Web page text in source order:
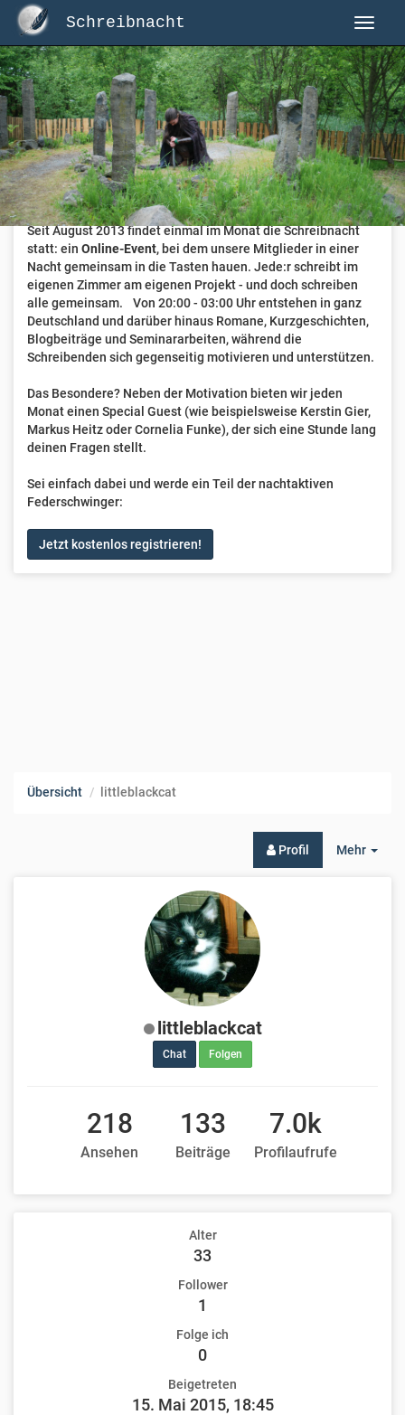
Schreibnacht
Herzlich Willkommen auf Schreibnacht.de
Hier erwartet dich eine aktive Federschwinger-Community
mit über 3.000 Mitgliedern.
Willkommen ist jede Person, die gerne schreibt. Alter, Genre
und Erfahrung sind nicht relevant, es zählt allein die Liebe
zum geschriebenen Wort.
Seit August 2013 findet einmal im Monat die Schreibnacht
statt: ein Online-Event, bei dem unsere Mitglieder in einer
Nacht gemeinsam in die Tasten hauen. Jede:r schreibt im
eigenen Zimmer am eigenen Projekt - und doch schreiben
alle gemeinsam. Von 20:00 - 03:00 Uhr entstehen in ganz
Deutschland und darüber hinaus Romane, Kurzgeschichten,
Blogbeiträge und Seminararbeiten, während die
Schreibenden sich gegenseitig motivieren und unterstützen.
Das Besondere? Neben der Motivation bieten wir jeden
Monat einen Special Guest (wie beispielsweise Kerstin Gier,
Markus Heitz oder Cornelia Funke), der sich eine Stunde lang
deinen Fragen stellt.
Sei einfach dabei und werde ein Teil der nachtaktiven
Federschwinger:
Jetzt kostenlos registrieren!
Übersicht littleblackcat
Mehr
Profil
littleblackcat
Chat Folgen
218
Ansehen
133
Beiträge
7.0k
Profilaufrufe
Alter
33
Follower
1
Folge ich
0
Beigetreten
15. Mai 2015, 18:45